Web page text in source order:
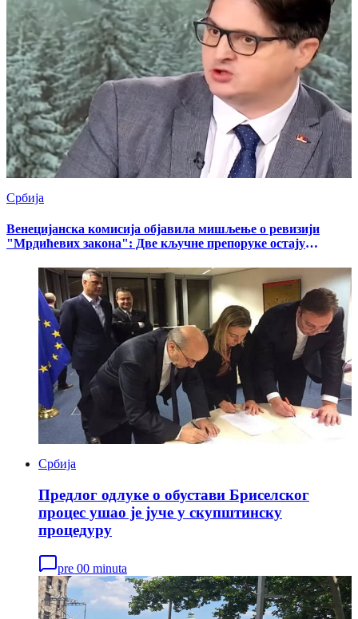
Србија
Венецијанска комисија објавила мишљење о ревизији
"Мрдићевих закона": Две кључне препоруке остају
Србија
Предлог одлуке о обустави Бриселског
процес ушао је јуче у скупштинску
процедуру
pre 00 minuta